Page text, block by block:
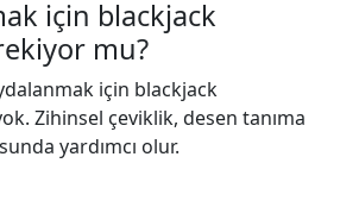
için blackjack
mu?
için blackjack
Zihinsel çeviklik, desen tanıma
yardımcı olur.